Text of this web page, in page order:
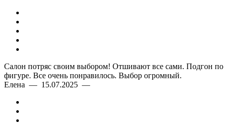
Салон потряс своим выбором! Отшивают все сами. Подгон по
фигуре. Все очень понравилось. Выбор огромный.
Елена — 15.07.2025 —